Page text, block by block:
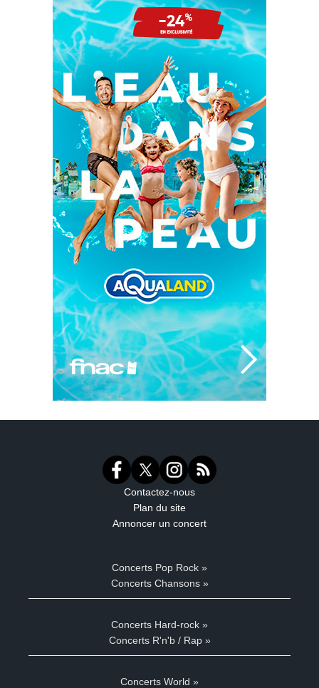
Contactez-nous
Plan du site
Annoncer un concert
Concerts Pop Rock »
Concerts Chansons »
Concerts Hard-rock »
Concerts R'n'b / Rap »
Concerts World »